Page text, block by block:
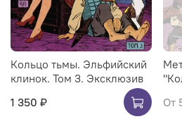
Кольцо тьмы. Эльфийский
клинок. Том 3. Эксклюзив
1 350 ₽
От